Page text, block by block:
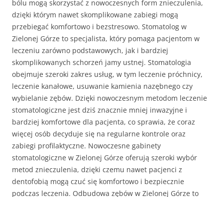
bólu mogą skorzystać z nowoczesnych form znieczulenia,
dzięki którym nawet skomplikowane zabiegi mogą
przebiegać komfortowo i bezstresowo. Stomatolog w
Zielonej Górze to specjalista, który pomaga pacjentom w
leczeniu zarówno podstawowych, jak i bardziej
skomplikowanych schorzeń jamy ustnej. Stomatologia
obejmuje szeroki zakres usług, w tym leczenie próchnicy,
leczenie kanałowe, usuwanie kamienia nazębnego czy
wybielanie zębów. Dzięki nowoczesnym metodom leczenie
stomatologiczne jest dziś znacznie mniej inwazyjne i
bardziej komfortowe dla pacjenta, co sprawia, że coraz
więcej osób decyduje się na regularne kontrole oraz
zabiegi profilaktyczne. Nowoczesne gabinety
stomatologiczne w Zielonej Górze oferują szeroki wybór
metod znieczulenia, dzięki czemu nawet pacjenci z
dentofobią mogą czuć się komfortowo i bezpiecznie
podczas leczenia. Odbudowa zębów w Zielonej Górze to